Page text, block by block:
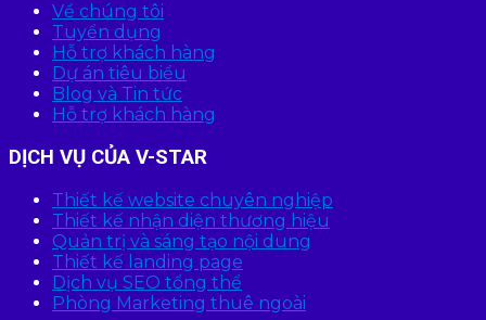
Về chúng tôi
Tuyển dụng
Hỗ trợ khách hàng
Dự án tiêu biểu
Blog và Tin tức
Hỗ trợ khách hàng
DỊCH VỤ CỦA V-STAR
Thiết kế website chuyên nghiệp
Thiết kế nhận diện thương hiệu
Quản trị và sáng tạo nội dung
Thiết kế landing page
Dịch vụ SEO tổng thể
Phòng Marketing thuê ngoài